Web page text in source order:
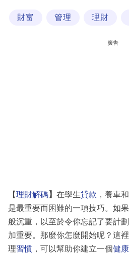
區
財富 管理 理財
廣告
【理財解碼】 在學生貸款 ，養車
是最重要而困難的一項技巧。如
般沉重，以至於令你忘記了要計
加重要。那麼你怎麼開始呢？這
理習慣 ，可以幫助你建立一個健康